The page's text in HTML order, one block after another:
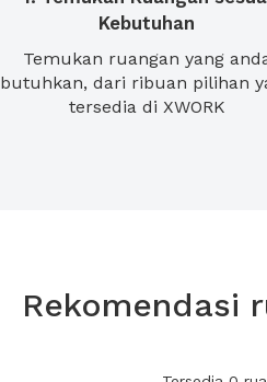
Kebutuhan
Temukan ruangan yang
butuhkan, dari ribuan pilihan
tersedia di XWORK
Rekomendasi